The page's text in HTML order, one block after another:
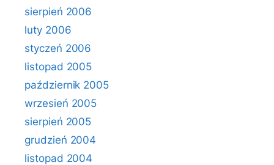
sierpień 2006
luty 2006
styczeń 2006
listopad 2005
październik 2005
wrzesień 2005
sierpień 2005
grudzień 2004
listopad 2004